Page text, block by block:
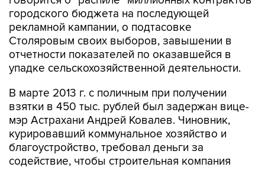
городского бюджета на последующей
рекламной кампании, о подтасовке
Столяровым своих выборов, завышении в
отчетности показателей по оказавшейся в
упадке сельскохозяйственной деятельности.
В марте 2013 г. с поличным при получении
взятки в 450 тыс. рублей был задержан вице-
мэр Астрахани Андрей Ковалев. Чиновник,
курировавший коммунальное хозяйство и
благоустройство, требовал деньги за
содействие, чтобы строительная компания